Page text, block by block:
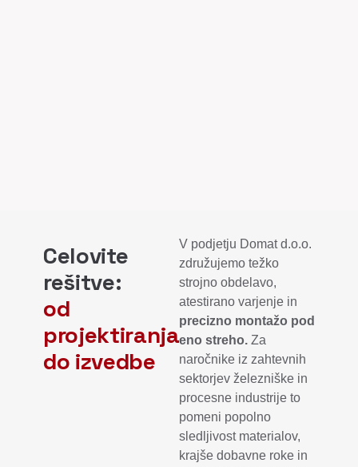
Celovite
rešitve:
od
projektiranja
do izvedbe
V podjetju Domat d.o.o.
združujemo težko
strojno obdelavo,
atestirano varjenje in
precizno montažo pod
eno streho. Za
naročnike iz zahtevnih
sektorjev železniške in
procesne industrije to
pomeni popolno
sledljivost materialov,
krajše dobavne roke in